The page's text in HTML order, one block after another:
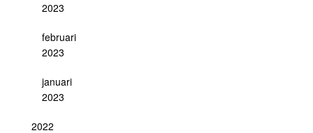
2023
februari
2023
januari
2023
2022